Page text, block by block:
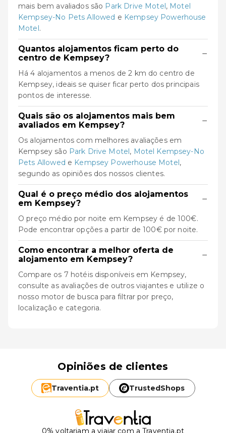
mais bem avaliados são Park Drive Motel, Motel
Kempsey-No Pets Allowed e Kempsey Powerhouse
Motel.
Quantos alojamentos ficam perto do
centro de Kempsey?
−
Há 4 alojamentos a menos de 2 km do centro de
Kempsey, ideais se quiser ficar perto dos principais
pontos de interesse.
Quais são os alojamentos mais bem
avaliados em Kempsey?
−
Os alojamentos com melhores avaliações em
Kempsey são Park Drive Motel, Motel Kempsey-No
Pets Allowed e Kempsey Powerhouse Motel,
segundo as opiniões dos nossos clientes.
Qual é o preço médio dos alojamentos
em Kempsey?
−
O preço médio por noite em Kempsey é de 100€.
Pode encontrar opções a partir de 100€ por noite.
Como encontrar a melhor oferta de
alojamento em Kempsey?
−
Compare os 7 hotéis disponíveis em Kempsey,
consulte as avaliações de outros viajantes e utilize o
nosso motor de busca para filtrar por preço,
localização e categoria.
Opiniões de clientes
Traventia.pt TrustedShops